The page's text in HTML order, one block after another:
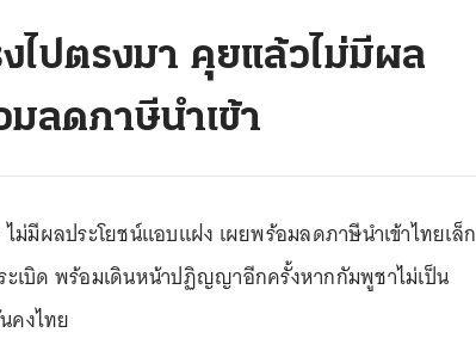
ไปตรงมา คุยแล้วไม่มีผล
ลดภาษีนำเข้า
ม่มีผลประโยชน์แอบแฝง เผยพร้อมลดภาษีนำเข้าไทยเล็ก
ะเบิด พร้อมเดินหน้าปฏิญญาอีกครั้งหากกัมพูชาไม่เป็น
คงไทย